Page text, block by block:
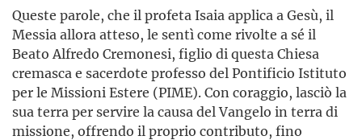
Queste parole, che il profeta Isaia applica a Gesù, il
Messia allora atteso, le sentì come rivolte a sé il
Beato Alfredo Cremonesi, figlio di questa Chiesa
cremasca e sacerdote professo del Pontificio Istituto
per le Missioni Estere (PIME). Con coraggio, lasciò la
sua terra per servire la causa del Vangelo in terra di
missione, offrendo il proprio contributo, fino